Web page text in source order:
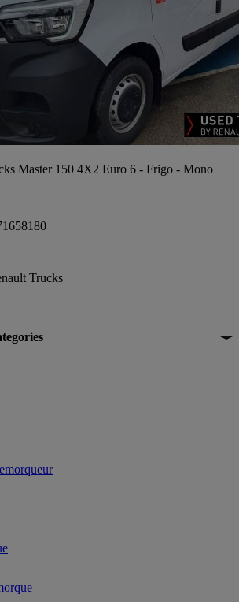
Master 150 4X2 Euro 6 - Frigo - Mono
Trucks
Used Truck categories